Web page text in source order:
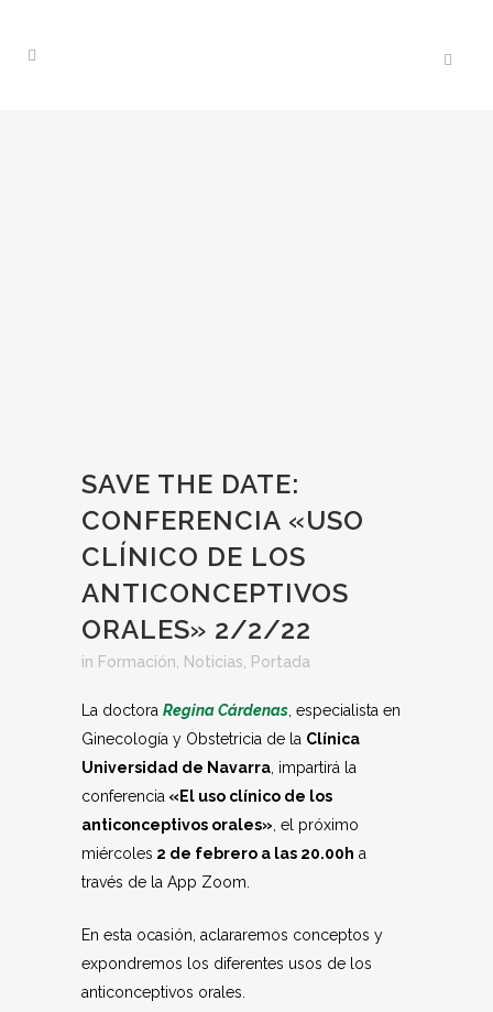
SAVE THE DATE:
CONFERENCIA «USO
CLÍNICO DE LOS
ANTICONCEPTIVOS
ORALES» 2/2/22
in Formación Noticias Portada
La doctora Regina Cárdenas , especialista en
Ginecología y Obstetricia de la Clínica
Universidad de Navarra , impartirá la
conferencia «El uso clínico de los
anticonceptivos orales» , el próximo
miércoles 2 de febrero a las 20.00h a
través de la App Zoom.
En esta ocasión, aclararemos conceptos y
expondremos los diferentes usos de los
anticonceptivos orales.